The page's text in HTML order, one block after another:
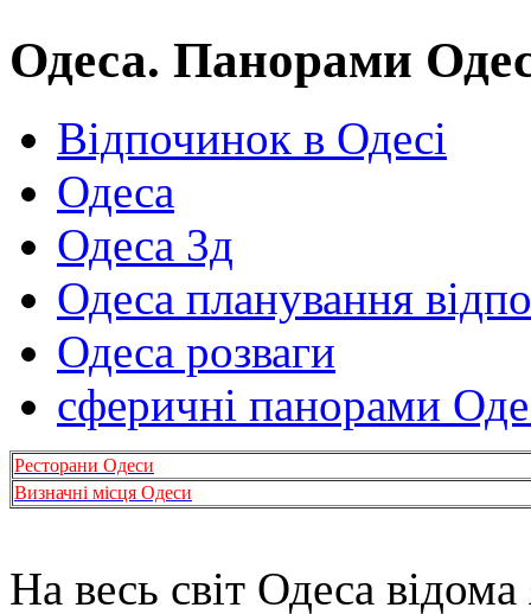
Одеса. Панорами
Відпочинок в Одесі
Одеса
Одеса 3д
Одеса планування
Одеса розваги
сферичні панорами
Ресторани Одеси
Визначні місця Одеси
На весь світ Одеса